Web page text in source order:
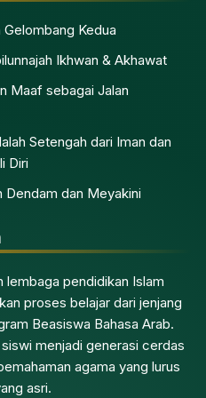
Kedua
Ikhwan & Akhawat
Maaf sebagai Jalan
Setengah dari Iman dan
Diri
Dendam dan Meyakini
lembaga pendidikan Islam
proses belajar dari jenjang
Beasiswa Bahasa Arab.
menjadi generasi cerdas
agama yang lurus
asri.